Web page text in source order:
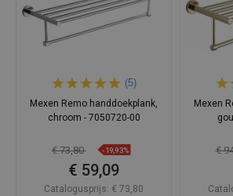
(5)
Mexen Remo handdoekplank,
chroom - 7050720-00
€ 73,80 -19,93%
€ 59,09
Catalogusprijs: € 73,80
Mexen
€